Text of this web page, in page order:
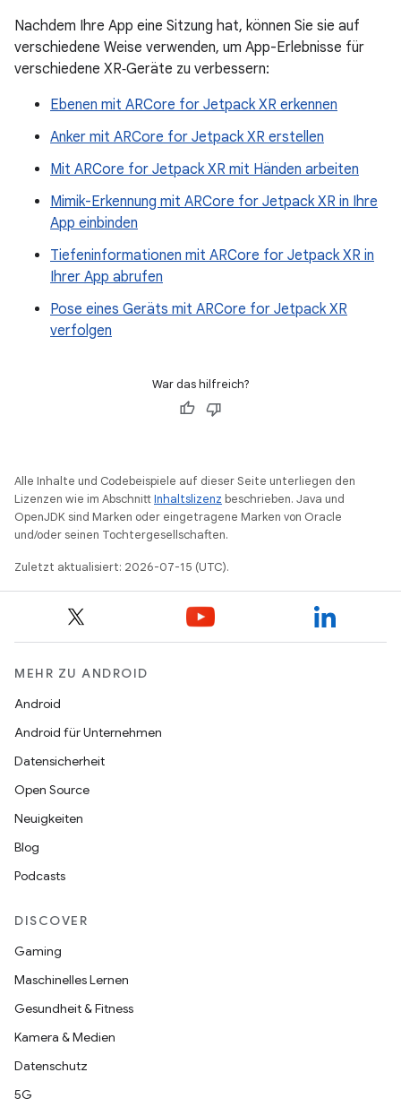
Nachdem Ihre App eine Sitzung hat, können Sie sie auf
verschiedene Weise verwenden, um App-Erlebnisse für
verschiedene XR‑Geräte zu verbessern:
Ebenen mit ARCore for Jetpack XR erkennen
Anker mit ARCore for Jetpack XR erstellen
Mit ARCore for Jetpack XR mit Händen arbeiten
Mimik-Erkennung mit ARCore for Jetpack XR in Ihre
App einbinden
Tiefeninformationen mit ARCore for Jetpack XR in
Ihrer App abrufen
Pose eines Geräts mit ARCore for Jetpack XR
verfolgen
War das hilfreich?
Alle Inhalte und Codebeispiele auf dieser Seite unterliegen den
Lizenzen wie im AbschnittInhaltslizenz beschrieben. Java und
OpenJDK sind Marken oder eingetragene Marken von Oracle
und/oder seinen Tochtergesellschaften.
Zuletzt aktualisiert: 2026-07-15 (UTC).
MEHR ZU ANDROID
Android
Android für Unternehmen
Datensicherheit
Open Source
Neuigkeiten
Blog
Podcasts
DISCOVER
Gaming
Maschinelles Lernen
Gesundheit & Fitness
Kamera & Medien
Datenschutz
5G